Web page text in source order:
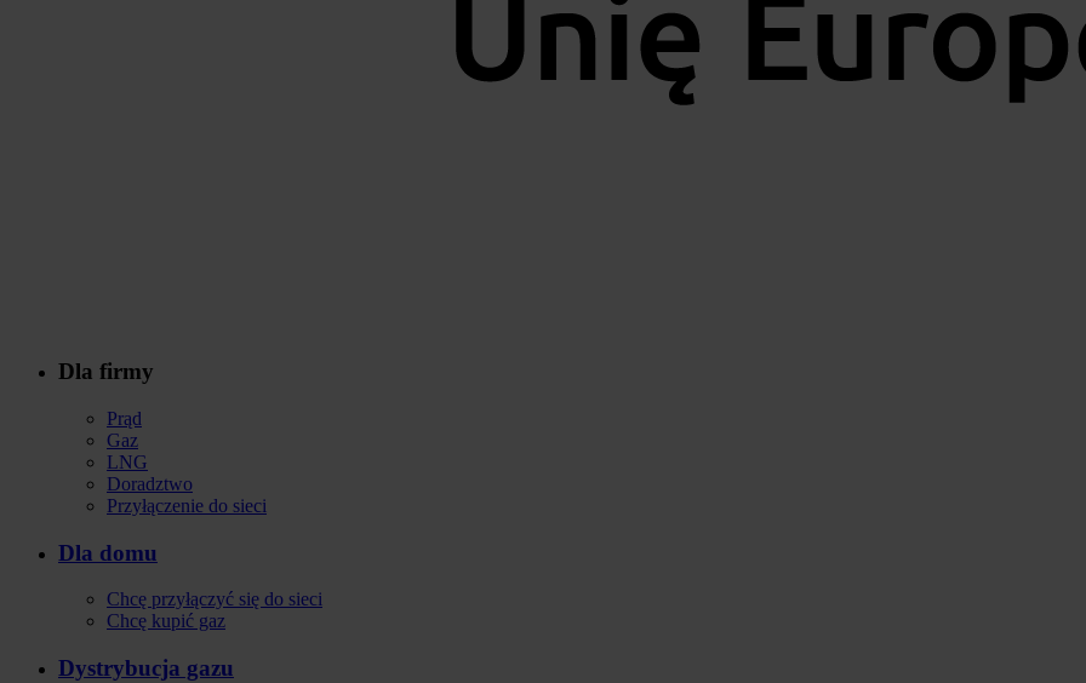
Dla firmy
Prąd
Gaz
LNG
Doradztwo
Przyłączenie do sieci
Dla domu
Chcę przyłączyć się do sieci
Chcę kupić gaz
Dystrybucja gazu